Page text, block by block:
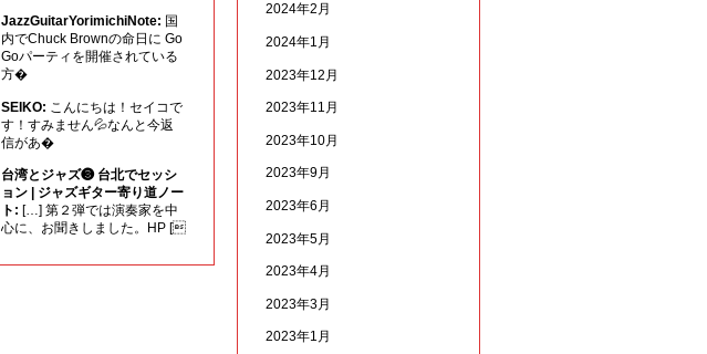
JazzGuitarYorimichiNote: 国
内でChuck Brownの命日に Go
Goパーティを開催されている
方�
SEIKO: こんにちは！セイコで
す！すみません💦なんと今返
信があ�
台湾とジャズ❸ 台北でセッシ
ョン | ジャズギター寄り道ノー
ト: […] 第２弾では演奏家を中
心に、お聞きしました。HP [
2024年2月
2024年1月
2023年12月
2023年11月
2023年10月
2023年9月
2023年6月
2023年5月
2023年4月
2023年3月
2023年1月